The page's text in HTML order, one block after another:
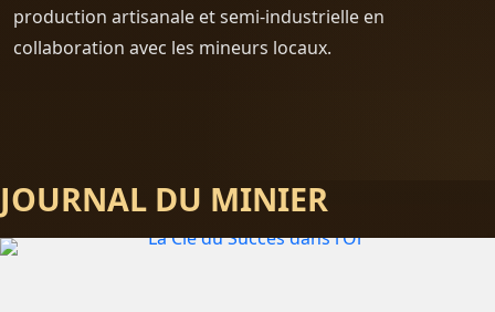
production artisanale et semi-industrielle en
collaboration avec les mineurs locaux.
JOURNAL DU MINIER